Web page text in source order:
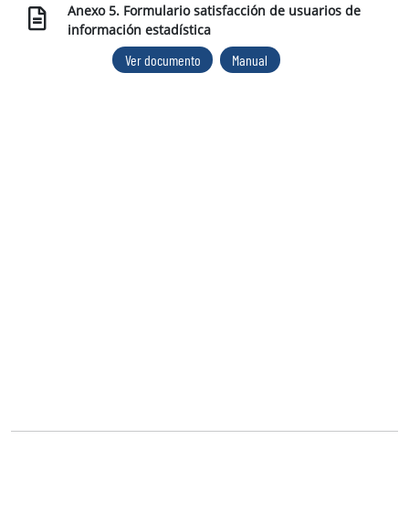
Anexo 5. Formulario satisfacción de usuarios de
información estadística
Ver documento
Manual